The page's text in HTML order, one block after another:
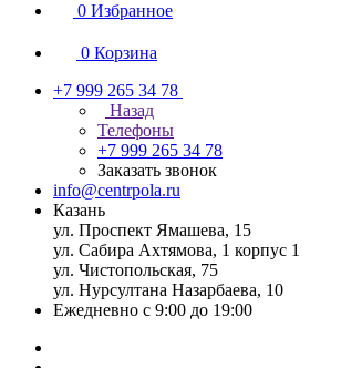
0 Избранное
0 Корзина
+7 999 265 34 78
Назад
Телефоны
+7 999 265 34 78
Заказать звонок
info@centrpola.ru
Казань
ул. Проспект Ямашева, 15
ул. Сабира Ахтямова, 1 корпус 1
ул. Чистопольская, 75
ул. Нурсултана Назарбаева, 10
Ежедневно с 9:00 до 19:00